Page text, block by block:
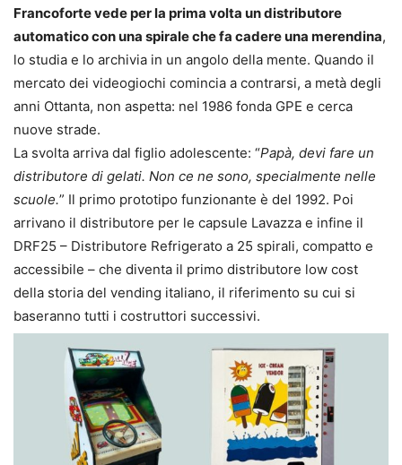
Francoforte vede per la prima volta un distributore
automatico con una spirale che fa cadere una merendina,
lo studia e lo archivia in un angolo della mente. Quando il
mercato dei videogiochi comincia a contrarsi, a metà degli
anni Ottanta, non aspetta: nel 1986 fonda GPE e cerca
nuove strade.
La svolta arriva dal figlio adolescente: “Papà, devi fare un
distributore di gelati. Non ce ne sono, specialmente nelle
scuole.” Il primo prototipo funzionante è del 1992. Poi
arrivano il distributore per le capsule Lavazza e infine il
DRF25 – Distributore Refrigerato a 25 spirali, compatto e
accessibile – che diventa il primo distributore low cost
della storia del vending italiano, il riferimento su cui si
baseranno tutti i costruttori successivi.